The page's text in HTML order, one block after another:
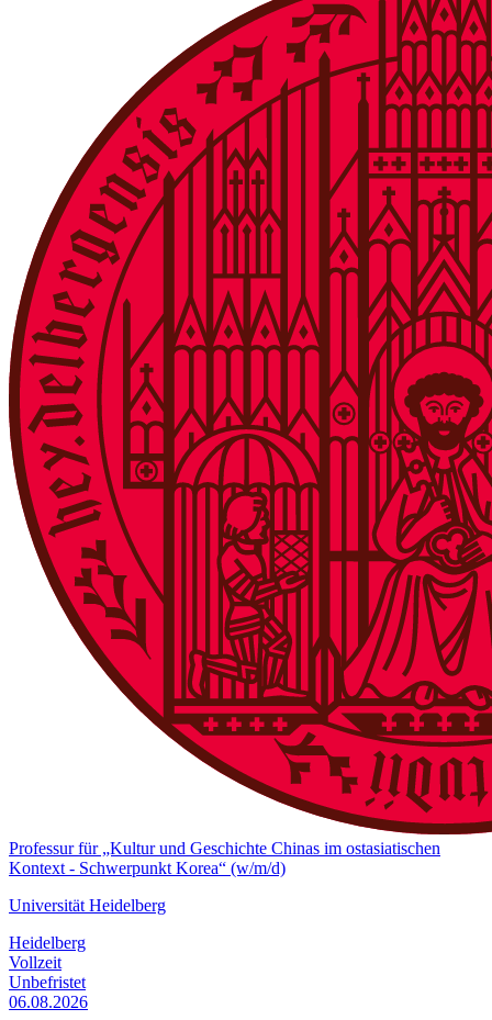
Professur für „Kultur und Geschichte Chinas im ostasiatischen
Kontext - Schwerpunkt Korea“ (w/m/d)
Universität Heidelberg
Heidelberg
Vollzeit
Unbefristet
06.08.2026